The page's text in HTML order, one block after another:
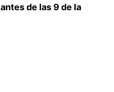
antes de las 9 de la